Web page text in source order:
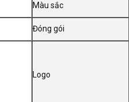
Màu sắc
Đóng gói
Logo